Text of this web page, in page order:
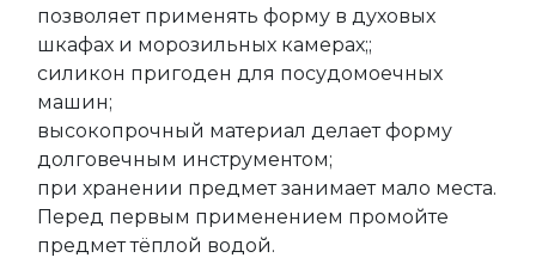
позволяет применять форму в духовых
шкафах и морозильных камерах;;
силикон пригоден для посудомоечных
машин;
высокопрочный материал делает форму
долговечным инструментом;
при хранении предмет занимает мало места.
Перед первым применением промойте
предмет тёплой водой.